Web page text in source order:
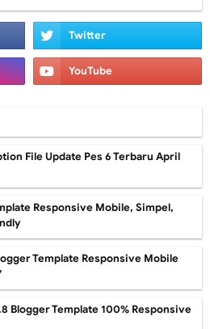
File Update Pes 6 Terbaru April
Responsive Mobile, Simpel,
Template Responsive Mobile
Blogger Template 100% Responsive